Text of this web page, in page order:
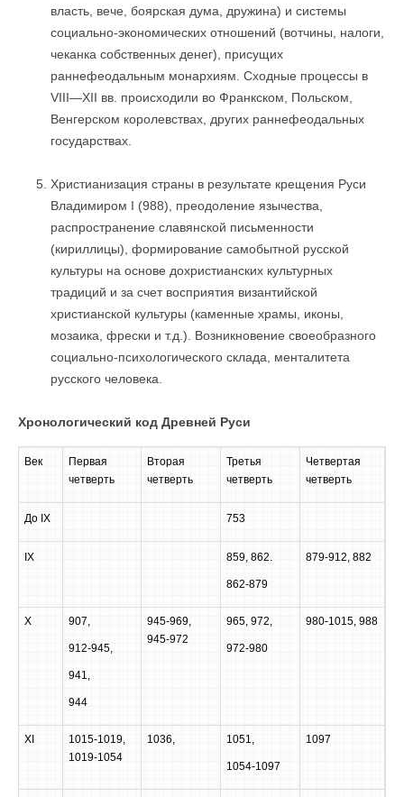
власть, вече, боярская дума, дружина) и системы
социально-экономических отношений (вотчины, налоги,
чеканка собственных денег), присущих
раннефеодальным монархиям. Сходные процессы в
VIII—XII вв. происходили во Франкском, Польском,
Венгерском королевствах, других раннефеодальных
государствах.
Христианизация страны в результате крещения Руси
Владимиром I (988), преодоление язычества,
распространение славянской письменности
(кириллицы), формирование самобытной русской
культуры на основе дохристианских культурных
традиций и за счет восприятия византийской
христианской культуры (каменные храмы, иконы,
мозаика, фрески и т.д.). Возникновение своеобразного
социально-психологического склада, менталитета
русского человека.
Хронологический код Древней Руси
Век
Первая
четверть
Вторая
четверть
Третья
четверть
Четвертая
четверть
До IX 753
IX 859, 862.
862-879
879-912, 882
X 907,
912-945,
941,
944
945-969,
945-972
965, 972,
972-980
980-1015, 988
XI
1015-1019,
1019-1054
1036, 1051,
1054-1097
1097